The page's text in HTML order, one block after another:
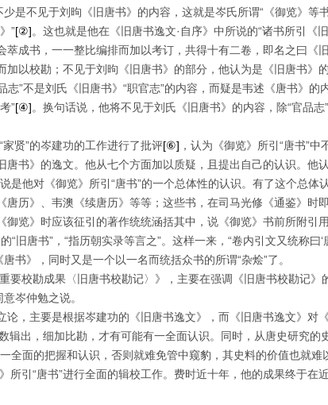
是不见于刘昫《旧唐书》的内容，这就是岑氏所谓“《御览》等
”[②]。这也就是他在《旧唐书逸文·自序》中所说的“诸书所引《
成书，一一整比编排而加以考订，共得十有二卷，即名之曰《
加以校勘；不见于刘昫《旧唐书》的部分，他认为是《旧唐书》
志”不是刘氏《旧唐书》“职官志”的内容，而疑是韦述《唐书》
”[④]。换句话说，他将不见于刘氏《旧唐书》的内容，除“官品
贤”的岑建功的工作进行了批评[⑥] ，认为《御览》所引“唐书”
书》的逸文。他从七个方面加以质疑，且提出自己的认识。他
是他对《御览》所引“唐书”的一个总体性的认识。有了这个总体
历》、韦澳《续唐历》等等；这些书，在司马光修《通鉴》时
御览》时应该征引的著作统统涵括其中，说《御览》书前所附引
“旧唐书”，“指历朝实录等言之”。这样一来，“卷内引文又统称曰
书》，同时又是一个以一名而统括众书的所谓“杂烩”了。
要校勘成果〈旧唐书校勘记〉》，主要在强调《旧唐书校勘记》
岑仲勉之说。
，主要是根据岑建功的《旧唐书逸文》，而《旧唐书逸文》对
辑出，细加比勘，才有可能有一全面认识。同时，从唐史研究的
全面的把握和认识，否则就难免管中窥豹，其史料的价值也就难
所引“唐书”进行全面的辑校工作。费时近十年，他的成果终于在